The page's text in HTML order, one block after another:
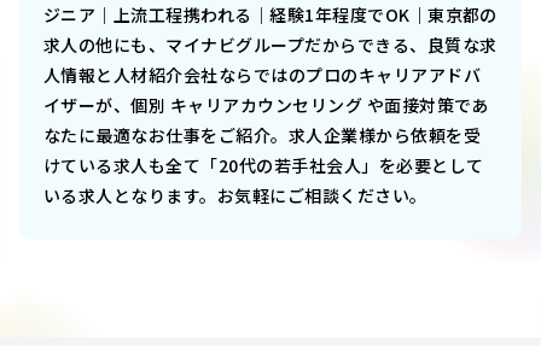
ジニア｜上流工程携われる｜経験1年程度でOK｜東京都の
求人の他にも、マイナビグループだからできる、良質な求
人情報と人材紹介会社ならではのプロのキャリアアドバ
イザーが、個別 キャリアカウンセリング や面接対策であ
なたに最適なお仕事をご紹介。求人企業様から依頼を受
けている求人も全て「20代の若手社会人」を必要として
いる求人となります。お気軽にご相談ください。